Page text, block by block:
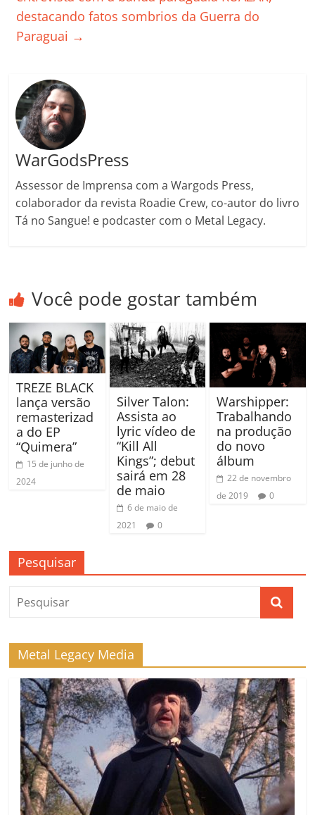
o
destacando fatos sombrios da Guerra do
Paraguai →
WarGodsPress
Assessor de Imprensa com a Wargods Press,
colaborador da revista Roadie Crew, co-autor do livro
Tá no Sangue! e podcaster com o Metal Legacy.
Você pode gostar também
TREZE BLACK
lança versão
remasterizad
a do EP
“Quimera”
15 de junho de
2024
Silver Talon:
Assista ao
lyric vídeo de
“Kill All
Kings”; debut
sairá em 28
de maio
6 de maio de
2021
0
Warshipper:
Trabalhando
na produção
do novo
álbum
22 de novembro
de 2019
0
Pesquisar
Metal Legacy Media